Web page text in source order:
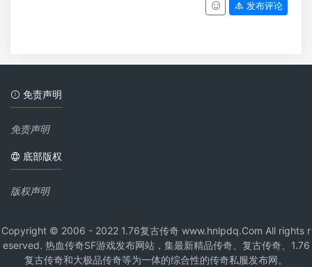
发布评论
免责声明
免责声明
底部版权
版权声明
Copyright © 2006 - 2022 1.76复古传奇 www.hnlpdq.Com All rights r
eserved. 热血传奇SF游戏发布网站，集最新精品传奇、复古传奇、1.76
复古传奇和大极品传奇等为一体的综合性的传奇私服发布网。